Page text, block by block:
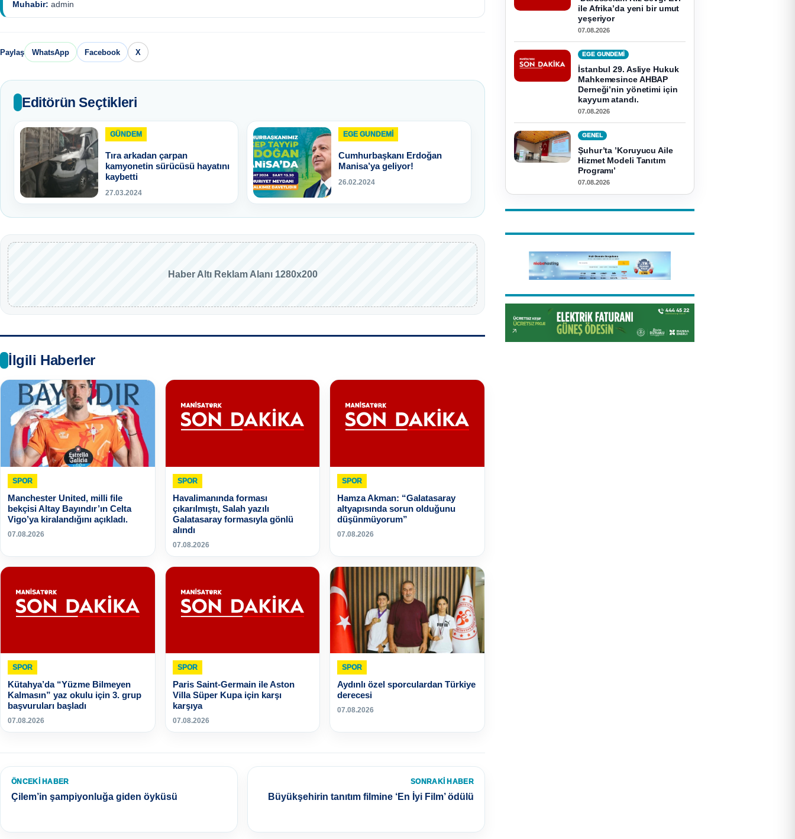
Muhabir: admin
Paylaş WhatsApp Facebook X
Editörün Seçtikleri
GÜNDEM
Tıra arkadan çarpan
kamyonetin sürücüsü hayatını
kaybetti
27.03.2024
EGE GUNDEMİ
Cumhurbaşkanı Erdoğan
Manisa’ya geliyor!
26.02.2024
Haber Altı Reklam Alanı 1280x200
İlgili Haberler
SPOR
Manchester United, milli file
bekçisi Altay Bayındır’ın Celta
Vigo’ya kiralandığını açıkladı.
07.08.2026
SPOR
Havalimanında forması
çıkarılmıştı, Salah yazılı
Galatasaray formasıyla gönlü
alındı
07.08.2026
SPOR
Hamza Akman: “Galatasaray
altyapısında sorun olduğunu
düşünmüyorum”
07.08.2026
SPOR
Kütahya’da “Yüzme Bilmeyen
Kalmasın” yaz okulu için 3. grup
başvuruları başladı
07.08.2026
SPOR
Paris Saint-Germain ile Aston
Villa Süper Kupa için karşı
karşıya
07.08.2026
SPOR
Aydınlı özel sporculardan Türkiye
derecesi
07.08.2026
ÖNCEKI HABER
Çilem’in şampiyonluğa giden öyküsü
SONRAKI HABER
Büyükşehirin tanıtım filmine ‘En İyi Film’ ödülü
ile Afrika’da yeni bir umut
yeşeriyor
07.08.2026
EGE GUNDEMİ
İstanbul 29. Asliye Hukuk
Mahkemesince AHBAP
Derneği’nin yönetimi için
kayyum atandı.
07.08.2026
GENEL
Şuhur’ta ’Koruyucu Aile
Hizmet Modeli Tanıtım
Programı’
07.08.2026